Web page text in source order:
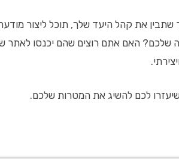
את קהל היעד שלך, תוכל ליצור
שלכם? האם אתם רוצים שהם יכנסו
שיעזרו לכם להשיג את המטרות שלכם.